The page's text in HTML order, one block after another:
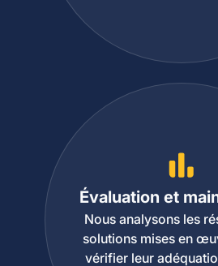
Évaluation et
Nous analysons les
solutions mises en
vérifier leur